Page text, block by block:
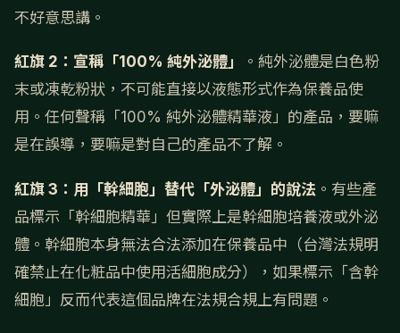
不好意思講。
紅旗 2：宣稱「100% 純外泌體」
。純外泌體是白色粉
末或凍乾粉狀，不可能直接以液態形式作為保養品使
用。任何聲稱「100% 純外泌體精華液」的產品，要嘛
是在誤導，要嘛是對自己的產品不了解。
紅旗 3：用「幹細胞」替代「外泌體」的說法 。有些產
品標示「幹細胞精華」但實際上是幹細胞培養液或外泌
體。幹細胞本身無法合法添加在保養品中（台灣法規明
確禁止在化粧品中使用活細胞成分），如果標示「含幹
細胞」反而代表這個品牌在法規合規上有問題。